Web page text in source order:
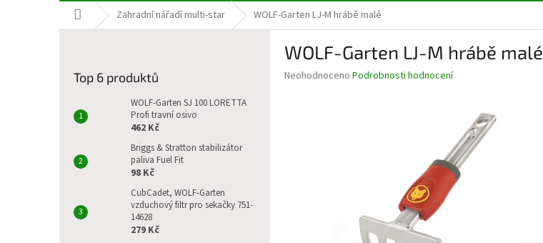
Domů Zahradní nářadí multi-star WOLF-Garten LJ-M hrábě malé
Top 6 produktů
WOLF-Garten SJ 100 LORETTA
Profi travní osivo
462 Kč
Briggs & Stratton stabilizátor
paliva Fuel Fit
98 Kč
CubCadet, WOLF-Garten
vzduchový filtr pro sekačky 751-
14628
279 Kč
WOLF-Garten LJ-M hrábě malé
Průměrné
Neohodnoceno Podrobnosti hodnocení